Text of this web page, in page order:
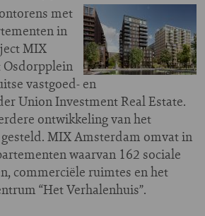
met
in
MIX
vastgoed- en
Union Investment Real Estate.
ontwikkeling van het
MIX Amsterdam omvat in
waarvan 162 sociale
commerciële ruimtes en het
“Het Verhalenhuis”.